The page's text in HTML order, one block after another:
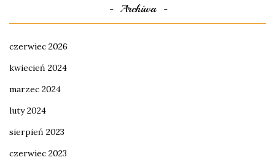
Archiwa
czerwiec 2026
kwiecień 2024
marzec 2024
luty 2024
sierpień 2023
czerwiec 2023